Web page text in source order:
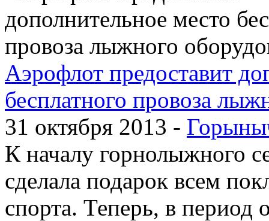
Аэрофлот предоставит
бесплатного провоза
31 октября 2013 -
К началу горнолыжного
сделала подарок всем
спорта. Теперь, в период